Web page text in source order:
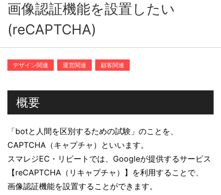
画像認証機能を設置したい
(reCAPTCHA)
デザイン関連 運営関連 顧客関連
概要
「botと人間を区別するための試験」のことを、
CAPTCHA（キャプチャ）といいます。
スマレジEC・リピートでは、Googleが提供するサービス
【reCAPTCHA（リキャプチャ）】を利用することで、
画像認証機能を設置することができます。